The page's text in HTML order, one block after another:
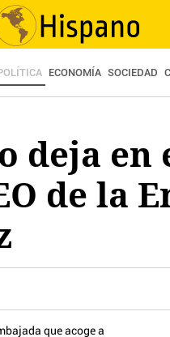
ECONOMÍA SOCIEDAD
deja en
de la